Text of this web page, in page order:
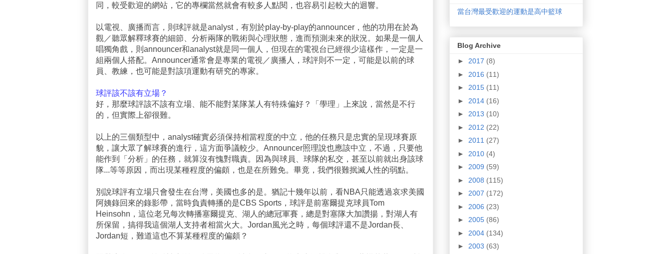
同，較受歡迎的網站，它的專欄當然就會有較多人點閱，也容易引起較大的迴響。
以電視、廣播而言，則球評就是analyst，有別於play-by-play的announcer，他的功用在於為
觀／聽眾解釋球賽的細節、分析兩隊的戰術與心理狀態，進而預測未來的狀況。如果是一個人
唱獨角戲，則announcer和analyst就是同一個人，但現在的電視台已經很少這樣作，一定是一
組兩個人搭配。Announcer通常會是專業的電視／廣播人，球評則不一定，可能是以前的球
員、教練，也可能是對該項運動有研究的專家。
球評該不該有立場？
好，那麼球評該不該有立場、能不能對某隊某人有特殊偏好？「學理」上來說，當然是不行
的，但實際上卻很難。
以上的三個類型中，analyst確實必須保持相當程度的中立，他的任務只是忠實的呈現球賽原
貌，讓大眾了解球賽的進行，這方面爭議較少。Announcer照理說也應該中立，不過，只要他
能作到「分析」的任務，就算沒有愧對職責。因為與球員、球隊的私交，甚至以前就出身該球
隊...等等原因，而出現某種程度的偏頗，也是在所難免。畢竟，我們很難抿滅人性的弱點。
別說球評有立場只會發生在台灣，美國也多的是。猶記十幾年以前，看NBA只能透過哀求美國
阿姨錄回來的錄影帶，當時負責轉播的是CBS Sports，球評是前塞爾提克球員Tom
Heinsohn，這位老兄每次轉播塞爾提克、湖人的總冠軍賽，總是對塞隊大加讚揚，對湖人有
所保留，搞得我這個湖人支持者相當火大。Jordan風光之時，每個球評還不是Jordan長、
Jordan短，難道這也不算某種程度的偏頗？
當台灣最受歡迎的運動是高中籃球
Blog Archive
► 2017 (8)
► 2016 (11)
► 2015 (11)
► 2014 (16)
► 2013 (10)
► 2012 (22)
► 2011 (27)
► 2010 (4)
► 2009 (59)
► 2008 (115)
► 2007 (172)
► 2006 (23)
► 2005 (86)
► 2004 (134)
► 2003 (63)